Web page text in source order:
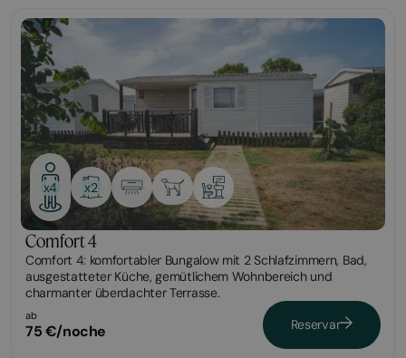
Bungalow
x4 x2
Comfort 4
Comfort 4: komfortabler Bungalow mit 2 Schlafzimmern, Bad,
ausgestatteter Küche, gemütlichem Wohnbereich und
charmanter überdachter Terrasse.
ab
75 €/noche Reservar